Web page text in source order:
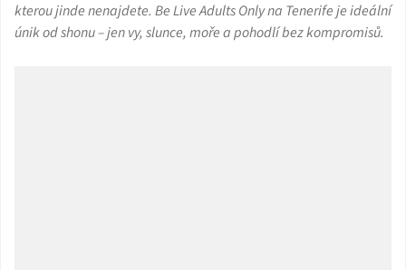
kterou jinde nenajdete. Be Live Adults Only na Tenerife je ideální
únik od shonu – jen vy, slunce, moře a pohodlí bez kompromisů.